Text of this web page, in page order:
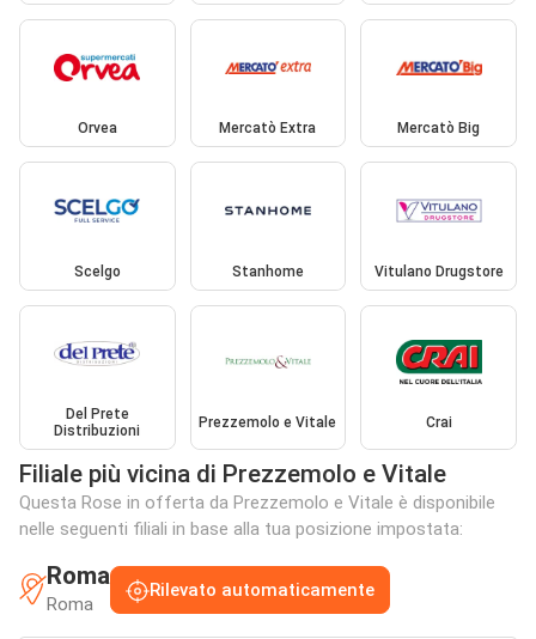
Orvea Mercatò Extra Mercatò Big
Scelgo Stanhome Vitulano Drugstore
Del Prete
Distribuzioni
Prezzemolo e Vitale Crai
Filiale più vicina di Prezzemolo e Vitale
Questa Rose in offerta da Prezzemolo e Vitale è disponibile
nelle seguenti filiali in base alla tua posizione impostata:
Roma
Roma
Rilevato automaticamente